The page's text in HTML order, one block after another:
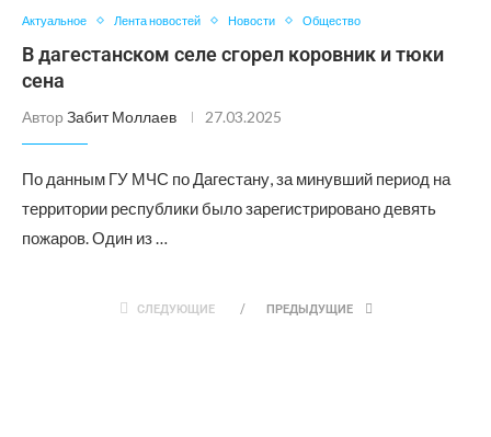
Актуальное Лента новостей Новости Общество
В дагестанском селе сгорел коровник и тюки
сена
Автор Забит Моллаев 27.03.2025
По данным ГУ МЧС по Дагестану, за минувший период на
территории республики было зарегистрировано девять
пожаров. Один из …
СЛЕДУЮЩИЕ ПРЕДЫДУЩИЕ